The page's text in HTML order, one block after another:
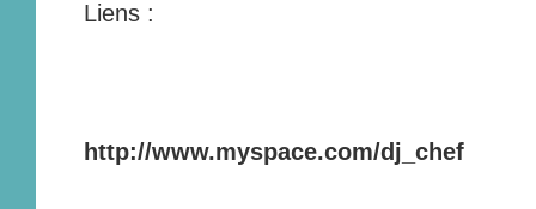
Liens :
http://www.myspace.com/dj_chef